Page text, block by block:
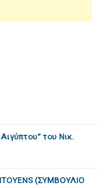
του Νικ.
(ΣΥΜΒΟΥΛΙΟ